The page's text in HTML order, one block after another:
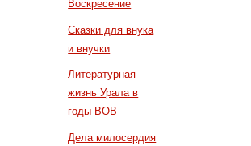
Воскресение
Сказки для внука
и внучки
Литературная
жизнь Урала в
годы ВОВ
Дела милосердия